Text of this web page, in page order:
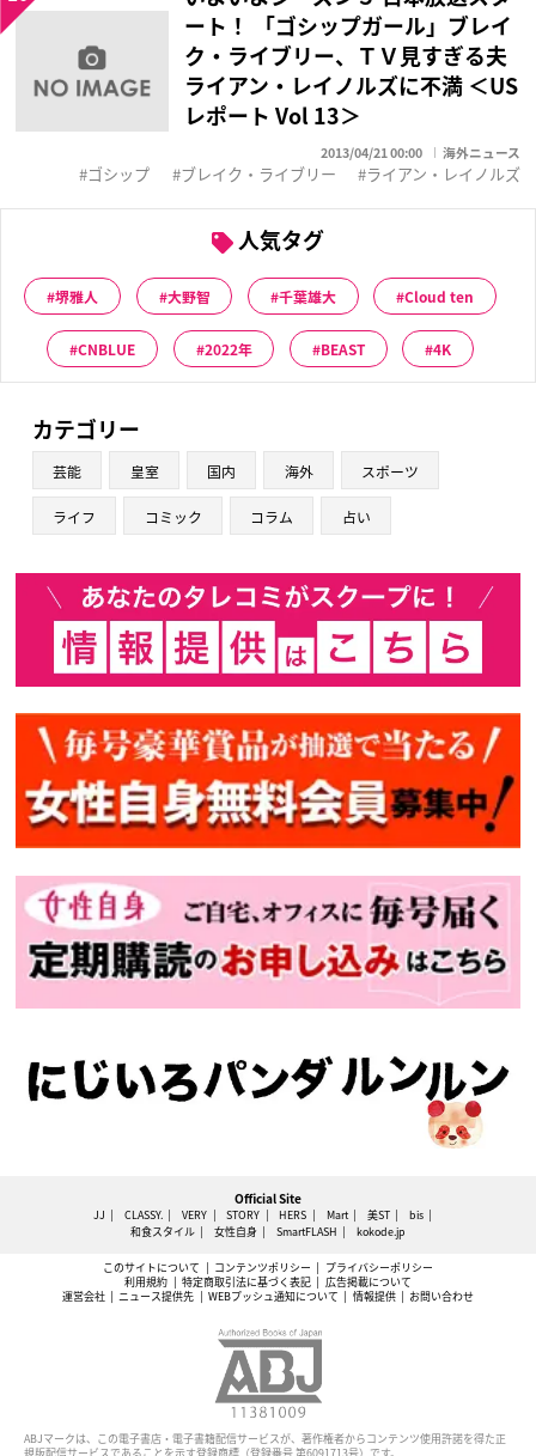
ート！ 「ゴシップガール」ブレイ
ク・ライブリー、ＴＶ見すぎる夫
ライアン・レイノルズに不満 ＜US
レポート Vol 13＞
2013/04/21 00:00 海外ニュース
ゴシップ ブレイク・ライブリー ライアン・レイノルズ
人気タグ
堺雅人 大野智 千葉雄大 Cloud ten
CNBLUE 2022年 BEAST 4K
カテゴリー
芸能 皇室 国内 海外 スポーツ
ライフ コミック コラム 占い
Official Site
JJ CLASSY. VERY STORY HERS Mart 美ST
bis
和食スタイル
女性自身 SmartFLASH kokode.jp
このサイトについて コンテンツポリシー
プライバシーポリシー
利用規約
特定商取引法に基づく表記
広告掲載について
運営会社
ニュース提供先 WEBプッシュ通知について 情報提供 お問い合わせ
ABJマークは、この電子書店・電子書籍配信サービスが、著作権者からコンテンツ使用許諾を得た正
規版配信サービスであることを示す登録商標（登録番号 第6091713号）です。